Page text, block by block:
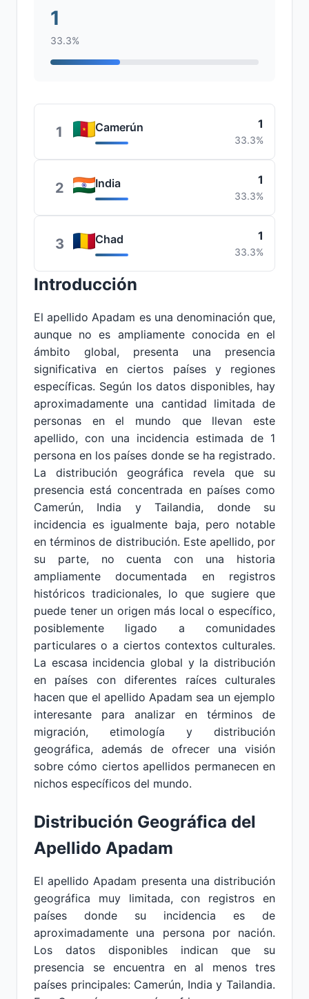
1
33.3%
1 Camerún 1
33.3%
2 India 1
33.3%
3 Chad 1
33.3%
Introducción
El apellido Apadam es una denominación que,
aunque no es ampliamente conocida en el
ámbito global, presenta una presencia
significativa en ciertos países y regiones
específicas. Según los datos disponibles, hay
aproximadamente una cantidad limitada de
personas en el mundo que llevan este
apellido, con una incidencia estimada de 1
persona en los países donde se ha registrado.
La distribución geográfica revela que su
presencia está concentrada en países como
Camerún, India y Tailandia, donde su
incidencia es igualmente baja, pero notable
en términos de distribución. Este apellido, por
su parte, no cuenta con una historia
ampliamente documentada en registros
históricos tradicionales, lo que sugiere que
puede tener un origen más local o específico,
posiblemente ligado a comunidades
particulares o a ciertos contextos culturales.
La escasa incidencia global y la distribución
en países con diferentes raíces culturales
hacen que el apellido Apadam sea un ejemplo
interesante para analizar en términos de
migración, etimología y distribución
geográfica, además de ofrecer una visión
sobre cómo ciertos apellidos permanecen en
nichos específicos del mundo.
Distribución Geográfica del
Apellido Apadam
El apellido Apadam presenta una distribución
geográfica muy limitada, con registros en
países donde su incidencia es de
aproximadamente una persona por nación.
Los datos disponibles indican que su
presencia se encuentra en al menos tres
países principales: Camerún, India y Tailandia.